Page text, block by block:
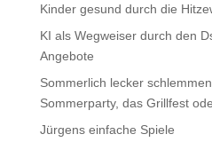
Kinder gesund durch die
KI als Wegweiser durch den
Angebote
Sommerlich lecker
Sommerparty, das Grillfest
Jürgens einfache Spiele